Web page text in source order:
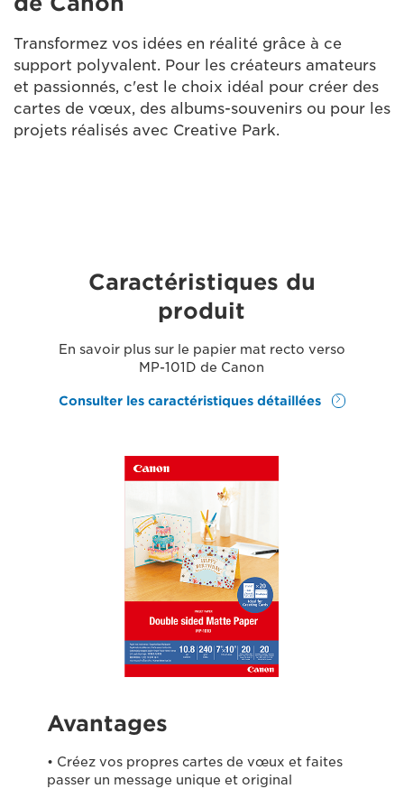
Transformez vos idées en réalité grâce à ce
support polyvalent. Pour les créateurs amateurs
et passionnés, c'est le choix idéal pour créer des
cartes de vœux, des albums-souvenirs ou pour les
projets réalisés avec Creative Park.
Caractéristiques du
produit
En savoir plus sur le papier mat recto verso
MP-101D de Canon
Consulter les caractéristiques détaillées
Avantages
• Créez vos propres cartes de vœux et faites
passer un message unique et original